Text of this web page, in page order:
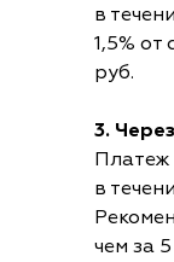
в
1,5%
руб.
3.
Платеж
в
чем за